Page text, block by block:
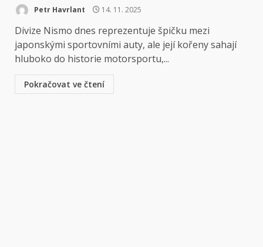
Petr Havrlant 14. 11. 2025
Divize Nismo dnes reprezentuje špičku mezi
japonskými sportovními auty, ale její kořeny sahají
hluboko do historie motorsportu,...
Pokračovat ve čtení